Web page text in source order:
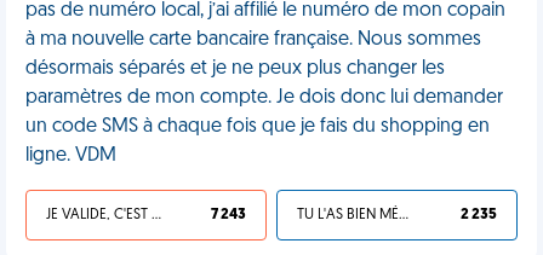
pas de numéro local, j’ai affilié le numéro de mon copain
à ma nouvelle carte bancaire française. Nous sommes
désormais séparés et je ne peux plus changer les
paramètres de mon compte. Je dois donc lui demander
un code SMS à chaque fois que je fais du shopping en
ligne. VDM
JE VALIDE, C'EST UNE VDM 7 243 TU L'AS BIEN MÉRITÉ 2 235